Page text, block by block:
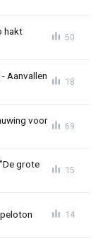
hakt
50
Aanvallen
18
voor
69
grote
15
14